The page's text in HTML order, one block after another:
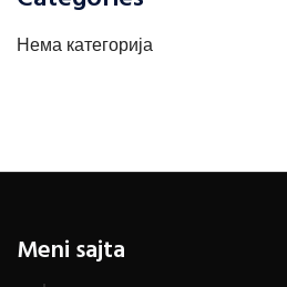
Нема категорија
Meni sajta